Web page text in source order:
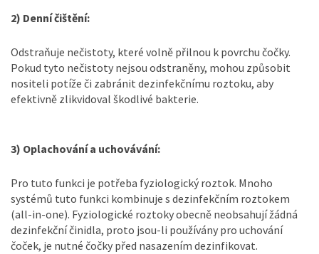
2) Denní čištění:
Odstraňuje nečistoty, které volně přilnou k povrchu čočky.
Pokud tyto nečistoty nejsou odstraněny, mohou způsobit
nositeli potíže či zabránit dezinfekčnímu roztoku, aby
efektivně zlikvidoval škodlivé bakterie.
3) Oplachování a uchovávání:
Pro tuto funkci je potřeba fyziologický roztok. Mnoho
systémů tuto funkci kombinuje s dezinfekčním roztokem
(all-in-one). Fyziologické roztoky obecně neobsahují žádná
dezinfekční činidla, proto jsou-li používány pro uchování
čoček, je nutné čočky před nasazením dezinfikovat.